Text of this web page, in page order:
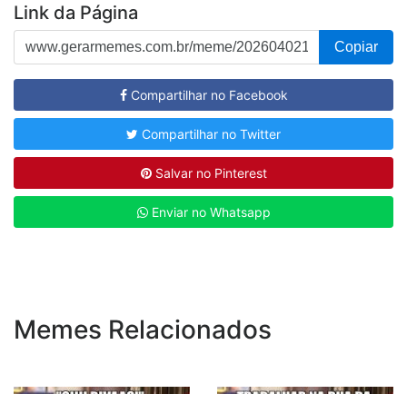
Link da Página
Copiar
Compartilhar no Facebook
Compartilhar no Twitter
Salvar no Pinterest
Enviar no Whatsapp
Memes Relacionados